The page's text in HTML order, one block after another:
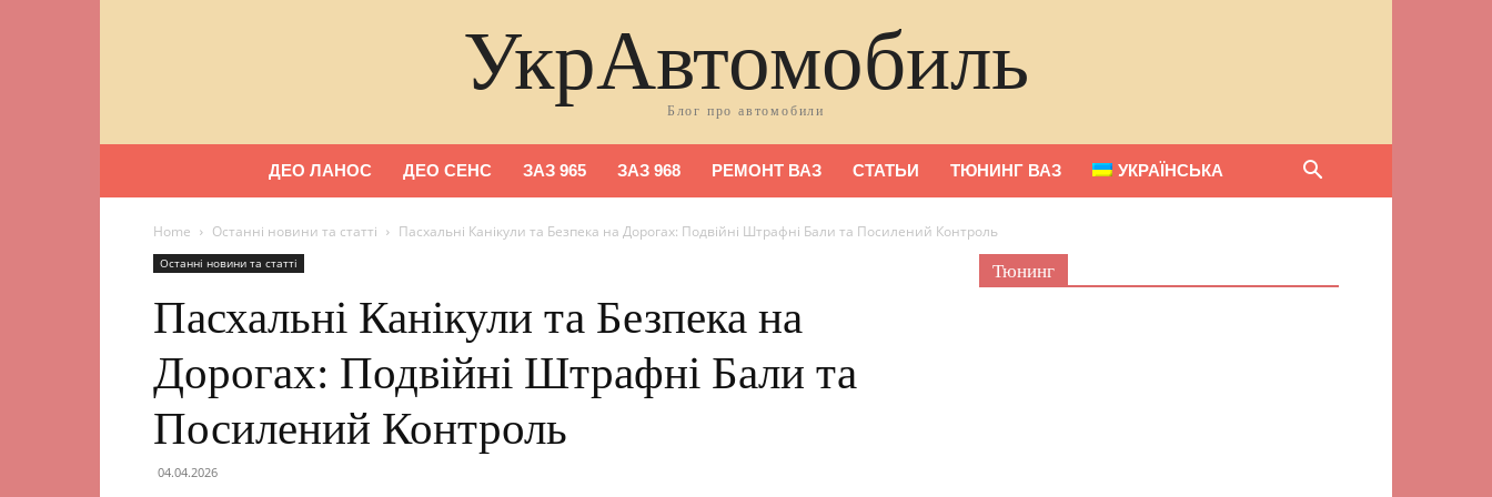
УкрАвтомобиль
Блог про автомобили
ДЕО ЛАНОС ДЕО СЕНС ЗАЗ 965 ЗАЗ 968 РЕМОНТ ВАЗ СТАТЬИ ТЮНИНГ ВАЗ УКРАЇНСЬКА
Home Останні новини та статті Пасхальні Канікули та Безпека на Дорогах: Подвійні Штрафні Бали та Посилений Контроль
Останні новини та статті
Пасхальні Канікули та Безпека на
Дорогах: Подвійні Штрафні Бали та
Посилений Контроль
04.04.2026
Тюнинг